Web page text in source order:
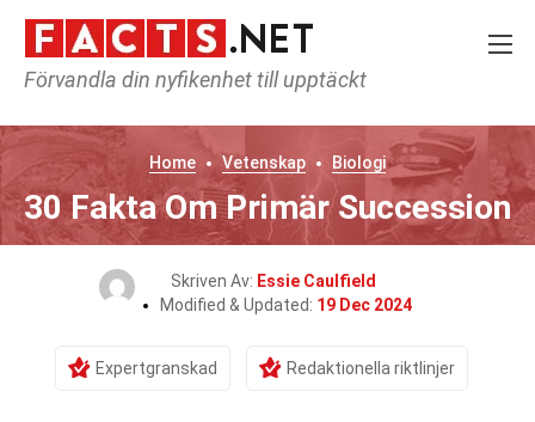
Förvandla din nyfikenhet till upptäckt
Home Vetenskap Biologi
30 Fakta Om Primär Succession
Skriven Av: Essie Caulfield
Modified & Updated: 19 Dec 2024
Expertgranskad Redaktionella riktlinjer